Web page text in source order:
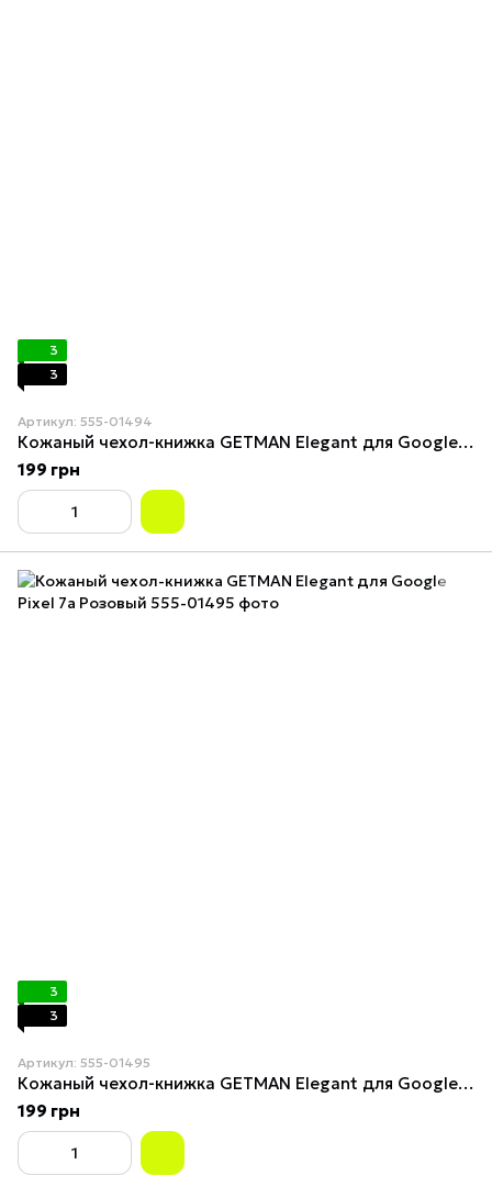
3
3
Артикул: 555-01494
Кожаный чехол-книжка GETMAN Elegant для Google Pixel 7a Зелёный
199 грн
3
3
Артикул: 555-01495
Кожаный чехол-книжка GETMAN Elegant для Google Pixel 7a Розовый
199 грн